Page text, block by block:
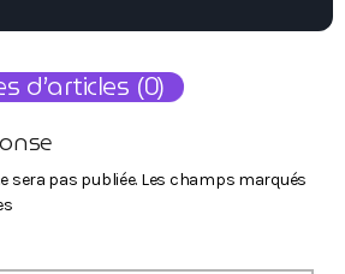
d’articles (0)
sera pas publiée. Les champs marqués